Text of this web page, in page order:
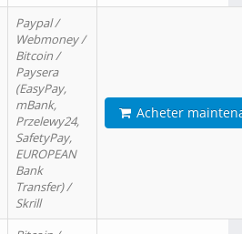
Paypal /
Webmoney /
Bitcoin /
Paysera
(EasyPay,
mBank,
Przelewy24,
SafetyPay,
EUROPEAN
Bank
Transfer) /
Skrill
Acheter